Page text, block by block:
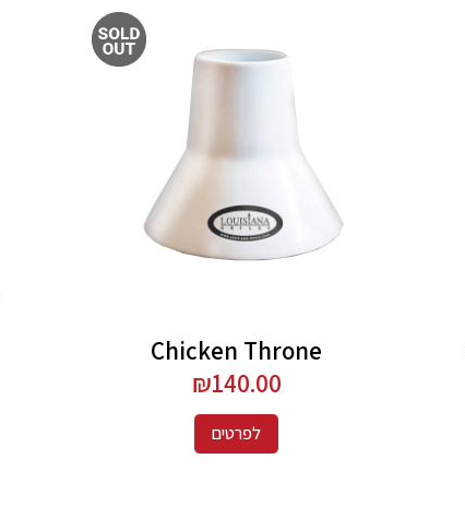
Chicken Throne
₪140.00
לפרטים